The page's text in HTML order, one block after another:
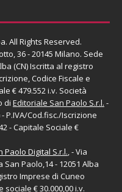
All Rights Reserved.
36 - 20145 Milano. Sede
(CN) Iscritta al registro
Codice Fiscale e
€ 479.552 i.v. Società
di Editoriale San Paolo S.r.l. -
P.IVA/Cod.fisc./Iscrizione
- Capitale Sociale €
Paolo Digital S.r.l., - Via
Paolo,14 - 12051 Alba
Imprese di Cuneo
sociale € 30.000,00 i.v.